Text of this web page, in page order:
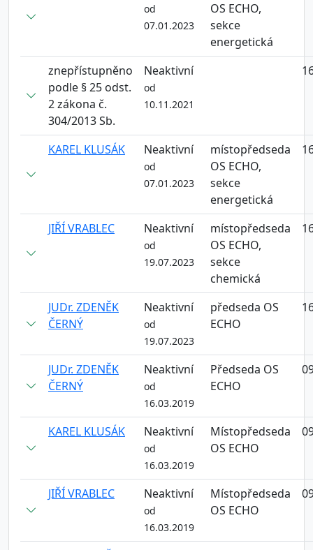
od
07.01.2023
OS ECHO,
sekce
energetická
znepřístupněno
podle § 25 odst.
2 zákona č.
304/2013 Sb.
Neaktivní
od
10.11.2021
KAREL KLUSÁK Neaktivní
od
07.01.2023
místopředseda
OS ECHO,
sekce
energetická
JIŘÍ VRABLEC Neaktivní
od
19.07.2023
místopředseda
OS ECHO,
sekce
chemická
JUDr. ZDENĚK
ČERNÝ
Neaktivní
od
19.07.2023
předseda OS
ECHO
JUDr. ZDENĚK
ČERNÝ
Neaktivní
od
16.03.2019
Předseda OS
ECHO
KAREL KLUSÁK Neaktivní
od
16.03.2019
Místopředseda
OS ECHO
JIŘÍ VRABLEC Neaktivní
od
16.03.2019
Místopředseda
OS ECHO